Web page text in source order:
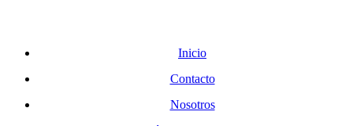
Inicio
Contacto
Nosotros